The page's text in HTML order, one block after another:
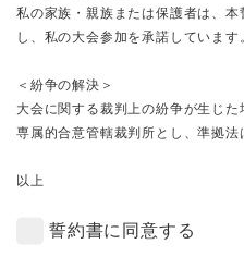
私の家族・親族または保護者は、
し、私の大会参加を承諾しています
＜紛争の解決＞
大会に関する裁判上の紛争が生じ
専属的合意管轄裁判所とし、準拠法
以上
誓約書に同意する